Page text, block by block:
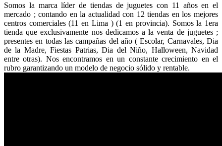
Somos la marca líder de tiendas de juguetes con 11 años en el
mercado ; contando en la actualidad con 12 tiendas en los mejores
centros comerciales (11 en Lima ) (1 en provincia). Somos la 1era
tienda que exclusivamente nos dedicamos a la venta de juguetes ;
presentes en todas las campañas del año ( Escolar, Carnavales, Dia
de la Madre, Fiestas Patrias, Dia del Niño, Halloween, Navidad
entre otras). Nos encontramos en un constante crecimiento en el
rubro garantizando un modelo de negocio sólido y rentable.